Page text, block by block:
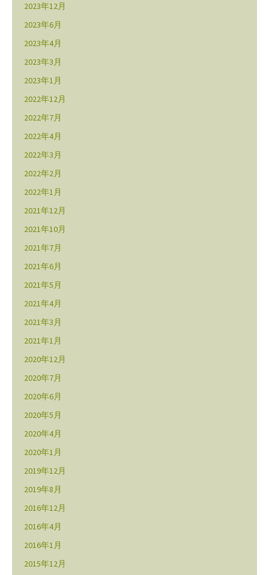
2023年12月
2023年6月
2023年4月
2023年3月
2023年1月
2022年12月
2022年7月
2022年4月
2022年3月
2022年2月
2022年1月
2021年12月
2021年10月
2021年7月
2021年6月
2021年5月
2021年4月
2021年3月
2021年1月
2020年12月
2020年7月
2020年6月
2020年5月
2020年4月
2020年1月
2019年12月
2019年8月
2016年12月
2016年4月
2016年1月
2015年12月